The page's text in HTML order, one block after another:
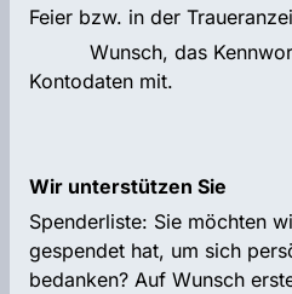
Feier bzw. in der
Wunsch, das
Kontodaten mit.
Wir unterstützen Sie
Spenderliste: Sie möchten
gespendet hat, um sich
bedanken? Auf Wunsch